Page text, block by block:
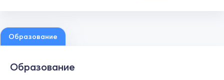
Образование
Образование